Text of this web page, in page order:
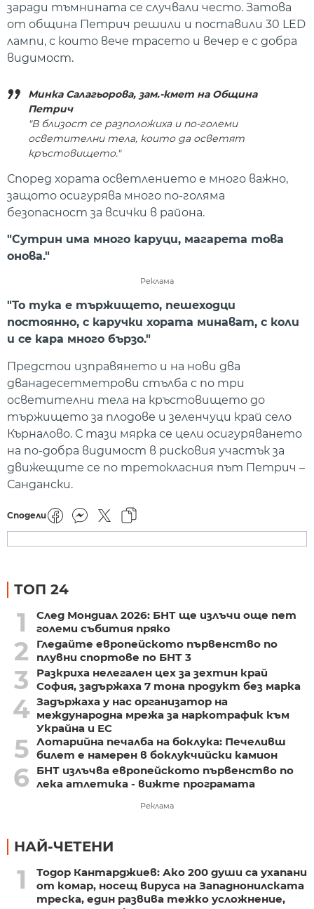
заради тъмнината се случвали често. Затова
от община Петрич решили и поставили 30 LED
лампи, с които вече трасето и вечер е с добра
видимост.
Минка Салагьорова, зам.-кмет на Община
Петрич
"В близост се разположиха и по-големи
осветителни тела, които да осветят
кръстовището."
Според хората осветлението е много важно,
защото осигурява много по-голяма
безопасност за всички в района.
"Сутрин има много каруци, магарета това
онова."
Реклама
"То тука е тържището, пешеходци
постоянно, с каручки хората минават, с коли
и се кара много бързо."
Предстои изправянето и на нови два
дванадесетметрови стълба с по три
осветителни тела на кръстовището до
тържището за плодове и зеленчуци край село
Кърналово. С тази мярка се цели осигуряването
на по-добра видимост в рисковия участък за
движещите се по третокласния път Петрич –
Сандански.
Сподели
ТОП 24
1
След Мондиал 2026: БНТ ще излъчи още пет
големи събития пряко
2
Гледайте европейското първенство по
плувни спортове по БНТ 3
3
Разкриха нелегален цех за зехтин край
София, задържаха 7 тона продукт без марка
4 Задържаха у нас организатор на
международна мрежа за наркотрафик към
Украйна и ЕС
5 Лотарийна печалба на боклука: Печеливш
билет е намерен в боклукчийски камион
6
БНТ излъчва европейското първенство по
лека атлетика - вижте програмата
Реклама
НАЙ-ЧЕТЕНИ
1
Тодор Кантарджиев: Ако 200 души са ухапани
от комар, носещ вируса на Западнонилската
треска, един развива тежко усложнение,